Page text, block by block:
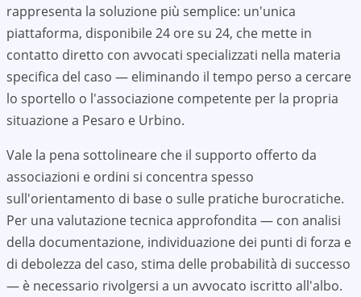
rappresenta la soluzione più semplice: un'unica
piattaforma, disponibile 24 ore su 24, che mette in
contatto diretto con avvocati specializzati nella materia
specifica del caso — eliminando il tempo perso a cercare
lo sportello o l'associazione competente per la propria
situazione a Pesaro e Urbino.
Vale la pena sottolineare che il supporto offerto da
associazioni e ordini si concentra spesso
sull'orientamento di base o sulle pratiche burocratiche.
Per una valutazione tecnica approfondita — con analisi
della documentazione, individuazione dei punti di forza e
di debolezza del caso, stima delle probabilità di successo
— è necessario rivolgersi a un avvocato iscritto all'albo.